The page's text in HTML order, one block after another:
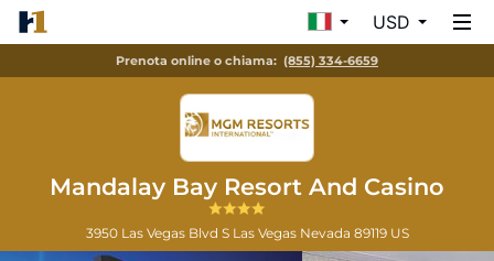
USD
Prenota online o chiama: (855) 334-6659
Mandalay Bay Resort And Casino
3950 Las Vegas Blvd S Las Vegas Nevada 89119 US